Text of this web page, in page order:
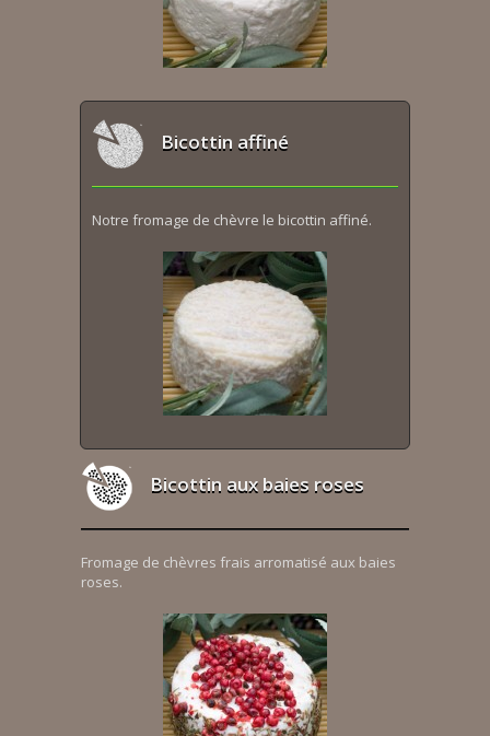
Bicottin affiné
Notre fromage de chèvre le bicottin affiné.
Bicottin aux baies roses
Fromage de chèvres frais arromatisé aux baies
roses.